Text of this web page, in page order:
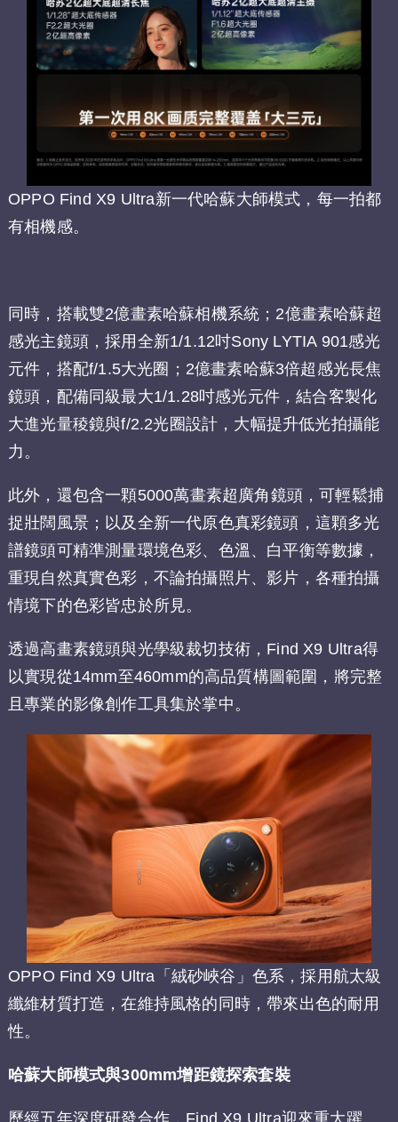
OPPO Find X9 Ultra新一代哈蘇大師模式，每一拍都
有相機感。
同時，搭載雙2億畫素哈蘇相機系統；2億畫素哈蘇超
感光主鏡頭，採用全新1/1.12吋Sony LYTIA 901感光
元件，搭配f/1.5大光圈；2億畫素哈蘇3倍超感光長焦
鏡頭，配備同級最大1/1.28吋感光元件，結合客製化
大進光量稜鏡與f/2.2光圈設計，大幅提升低光拍攝能
力。
此外，還包含一顆5000萬畫素超廣角鏡頭，可輕鬆捕
捉壯闊風景；以及全新一代原色真彩鏡頭，這顆多光
譜鏡頭可精準測量環境色彩、色溫、白平衡等數據，
重現自然真實色彩，不論拍攝照片、影片，各種拍攝
情境下的色彩皆忠於所見。
透過高畫素鏡頭與光學級裁切技術，Find X9 Ultra得
以實現從14mm至460mm的高品質構圖範圍，將完整
且專業的影像創作工具集於掌中。
OPPO Find X9 Ultra「絨砂峽谷」色系，採用航太級
纖維材質打造，在維持風格的同時，帶來出色的耐用
性。
哈蘇大師模式與300mm增距鏡探索套裝